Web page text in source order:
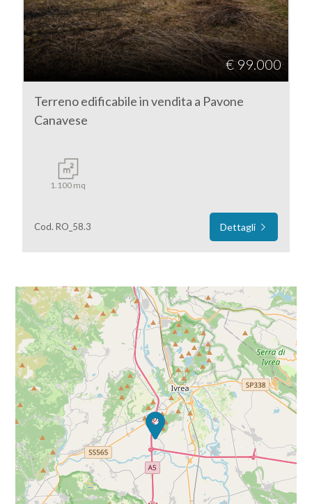
€ 99.000
Terreno edificabile in vendita a Pavone
Canavese
1.100 mq
Cod. RO_58.3 Dettagli
NOI
I
SERVIZI
CONTATTI
Torino
Pavone Canavese
Tipologia
Commerciali
Industriali
Terreni
Prezzo